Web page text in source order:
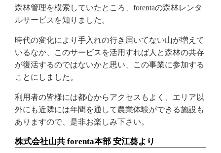
森林管理を模索していたところ、forentaの森林レンタ
ルサービスを知りました。
時代の変化により手入れの行き届いてない山が増えて
いるなか、このサービスを活用すれば人と森林の共存
が復活するのではないかと思い、この事業に参加する
ことにしました。
利用者の皆様には都心からアクセスもよく、エリア以
外にも近隣には年間を通して農業体験ができる施設も
ありますので、是非お楽しみ下さい。
株式会社山共 forenta本部 安江葵より